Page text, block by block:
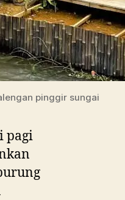
pinggir sungai
pagi